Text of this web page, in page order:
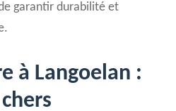
garantir durabilité et
à Langoelan :